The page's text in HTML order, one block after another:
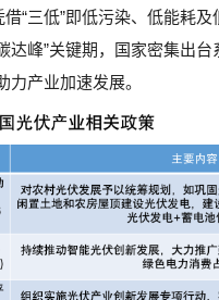
“三低”即低污染、低能耗
达峰”关键期，国家密集出
产业加速发展。